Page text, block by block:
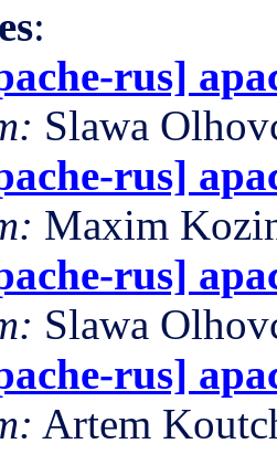
:
rus]
Slawa
rus]
Maxim
rus]
Slawa
rus]
Artem